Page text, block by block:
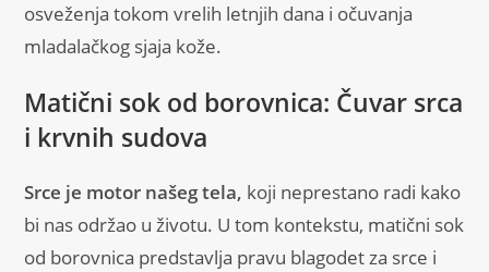
osveženja tokom vrelih letnjih dana i očuvanja
mladalačkog sjaja kože.
Matični sok od borovnica: Čuvar srca
i krvnih sudova
Srce je motor našeg tela, koji neprestano radi kako
bi nas održao u životu. U tom kontekstu, matični sok
od borovnica predstavlja pravu blagodet za srce i